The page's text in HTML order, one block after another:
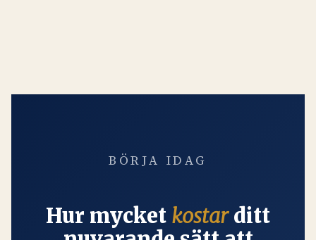
BÖRJA IDAG
Hur mycket kostarditt